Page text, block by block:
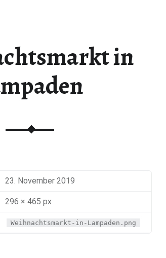
in
23. November 2019
296 × 465 px
Weihnachtsmarkt-in-Lampaden.png